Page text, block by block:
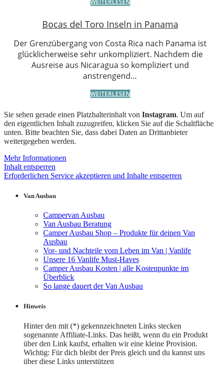
WEITERLESEN
Bocas del Toro Inseln in Panama
Der Grenzübergang von Costa Rica nach Panama ist
glücklicherweise sehr unkompliziert. Nachdem die
Ausreise aus Nicaragua so kompliziert und
anstrengend…
WEITERLESEN
Sie sehen gerade einen Platzhalterinhalt von Instagram. Um auf
den eigentlichen Inhalt zuzugreifen, klicken Sie auf die Schaltfläche
unten. Bitte beachten Sie, dass dabei Daten an Drittanbieter
weitergegeben werden.
Mehr Informationen
Inhalt entsperren
Erforderlichen Service akzeptieren und Inhalte entsperren
Van Ausbau
Campervan Ausbau
Van Ausbau Beratung
Camper Ausbau Shop – Produkte für deinen Van
Ausbau
Vor- und Nachteile vom Leben im Van | Vanlife
Unsere 16 Vanlife Must-Haves
Camper Ausbau Kosten | alle Kostenpunkte im
Überblick
So lange dauert der Van Ausbau
Hinweis
Hinter den mit (*) gekennzeichneten Links stecken
sogenannte Affiliate-Links. Das heißt, wenn du ein Produkt
über den Link kaufst, erhalten wir eine kleine Provision.
Wichtig: Für dich bleibt der Preis gleich und du kannst uns
über diese Links unterstützen